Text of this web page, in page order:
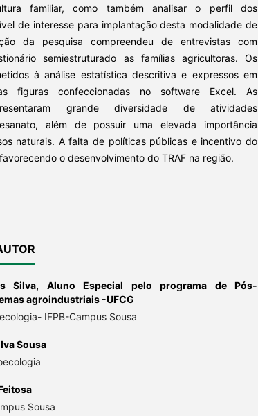
familiar, como também analisar o perfil dos
de interesse para implantação desta modalidade de
da pesquisa compreendeu de entrevistas com
semiestruturado as famílias agricultoras. Os
à análise estatística descritiva e expressos em
figuras confeccionadas no software Excel. As
grande diversidade de atividades
além de possuir uma elevada importância
naturais. A falta de políticas públicas e incentivo do
o desenvolvimento do TRAF na região.
Silva, Aluno Especial pelo programa de Pós-
agroindustriais -UFCG
IFPB-Campus Sousa
Sousa
Sousa